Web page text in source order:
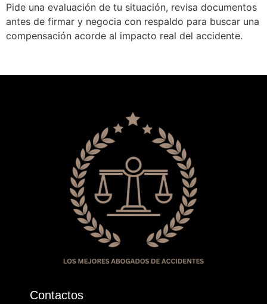
Pide una evaluación de tu situación, revisa documentos
antes de firmar y negocia con respaldo para buscar una
compensación acorde al impacto real del accidente.
Contactos